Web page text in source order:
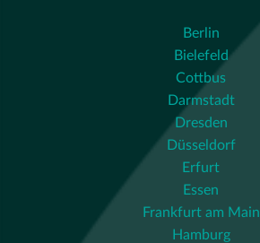
Berlin
Bielefeld
Cottbus
Darmstadt
Dresden
Düsseldorf
Erfurt
Essen
Frankfurt am Main
Hamburg